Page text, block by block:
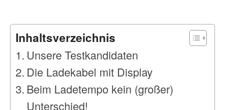
Inhaltsverzeichnis
Unsere Testkandidaten
Die Ladekabel mit Display
Beim Ladetempo kein (großer)
Unterschied!